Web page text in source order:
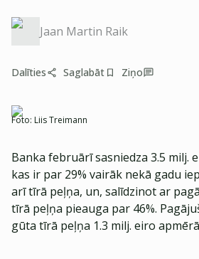
Jaan Martin Raik
Dalīties Saglabāt Ziņo
Foto: Liis Treimann
Banka februārī sasniedza 3.5 milj.
kas ir par 29% vairāk nekā gadu
arī tīrā peļņa, un, salīdzinot ar
tīrā peļņa pieauga par 46%.
gūta tīrā peļņa 1.3 milj. eiro